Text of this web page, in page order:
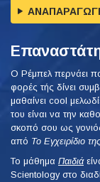
Ο Ρέμπελ περνάει
φορές τής δίνει
μαθαίνει cool
του είναι να την
σκοπό σου ως
από Το Εγχειρίδιο
Το μάθημα Παιδιά
Scientology στο